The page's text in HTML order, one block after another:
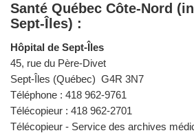
Santé Québec Côte-Nord
Sept-Îles) :
Hôpital de Sept-Îles
45, rue du Père-Divet
Sept-Îles (Québec) G4R 3N7
Téléphone : 418 962-9761
Télécopieur : 418 962-2701
Télécopieur - Service des archives